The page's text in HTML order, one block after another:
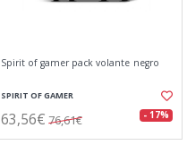
Spirit of gamer pack volante negro
SPIRIT OF GAMER
63,56€ 76,61€ - 17%